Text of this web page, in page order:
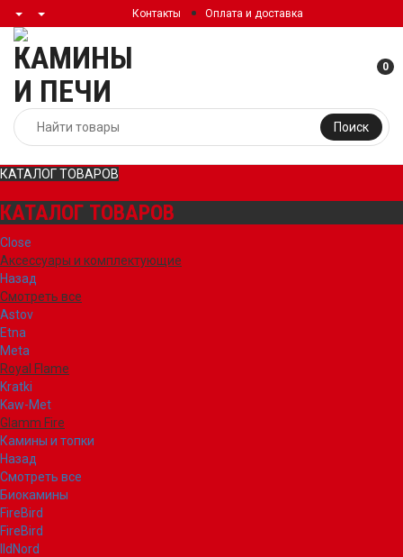
Контакты Оплата и доставка
Поиск
0
КАТАЛОГ ТОВАРОВ
КАТАЛОГ ТОВАРОВ
Close
Аксессуары и комплектующие
Назад
Смотреть все
Astov
Etna
Meta
Royal Flame
Kratki
Kaw-Met
Glamm Fire
Камины и топки
Назад
Смотреть все
Биокамины
FireBird
FireBird
IldNord